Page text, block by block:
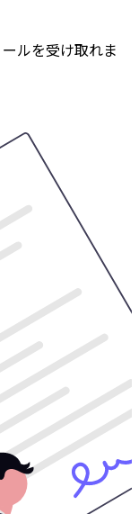
ルを受け取れま